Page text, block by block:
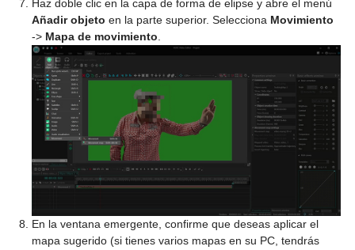
Haz doble clic en la capa de forma de elipse y abre el menú
Añadir objeto en la parte superior. Selecciona Movimiento
-> Mapa de movimiento
En la ventana emergente, confirme que deseas aplicar el
mapa sugerido (si tienes varios mapas en su PC, tendrás